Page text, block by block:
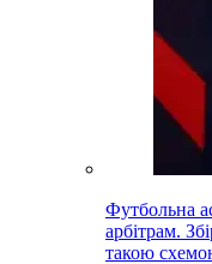
Футбольна
арбітрам.
такою